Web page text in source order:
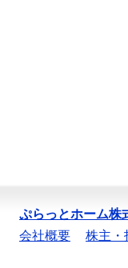
ぷらっとホーム株
会社概要
株主・